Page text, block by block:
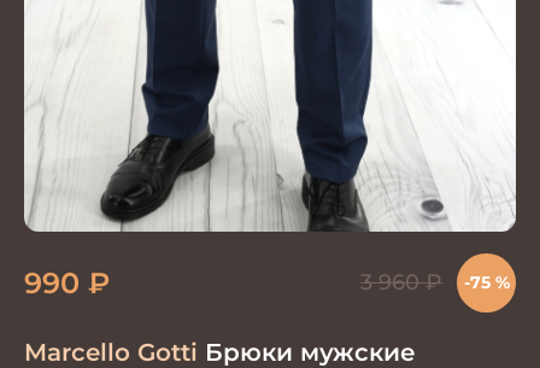
Marcello Gotti Брюки мужские
990 ₽ 3 960₽ -75 %